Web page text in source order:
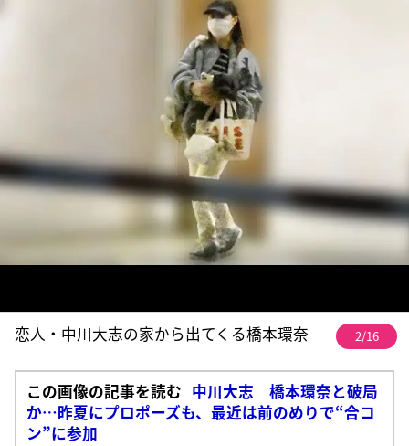
恋人・中川大志の家から出てくる橋本環奈 2/16
この画像の記事を読む 中川大志 橋本環奈と破局
か…昨夏にプロポーズも、最近は前のめりで“合コ
ン”に参加